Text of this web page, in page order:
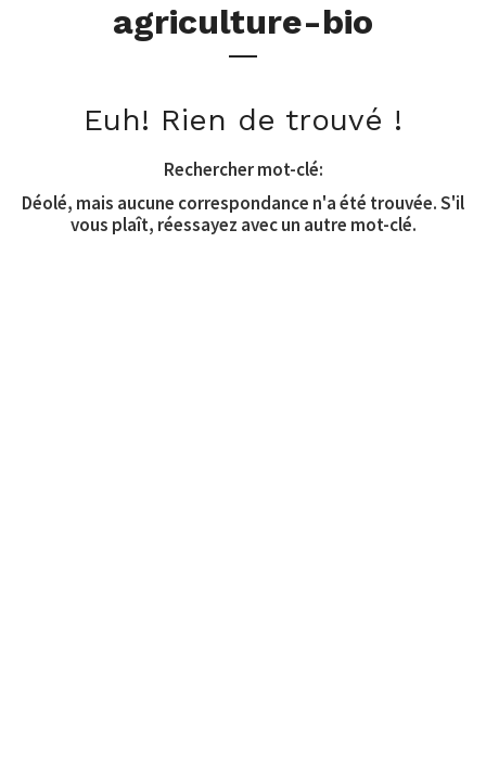
agriculture-bio
Euh! Rien de trouvé !
Rechercher mot-clé:
Déolé, mais aucune correspondance n'a été trouvée. S'il
vous plaît, réessayez avec un autre mot-clé.